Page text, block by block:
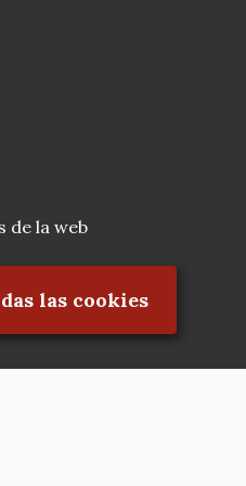
de la web
las cookies
consentimiento